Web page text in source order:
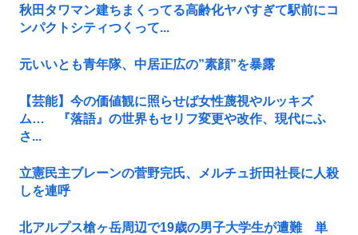
秋田タワマン建ちまくってる高齢化ヤバすぎて駅前にコ
ンパクトシティつくって...
元いいとも青年隊、中居正広の”素顔”を暴露
【芸能】今の価値観に照らせば女性蔑視やルッキズ
ム… 『落語』の世界もセリフ変更や改作、現代にふ
さ...
立憲民主ブレーンの菅野完氏、メルチュ折田社長に人殺
しを連呼
北アルプス槍ヶ岳周辺で19歳の男子大学生が遭難 単